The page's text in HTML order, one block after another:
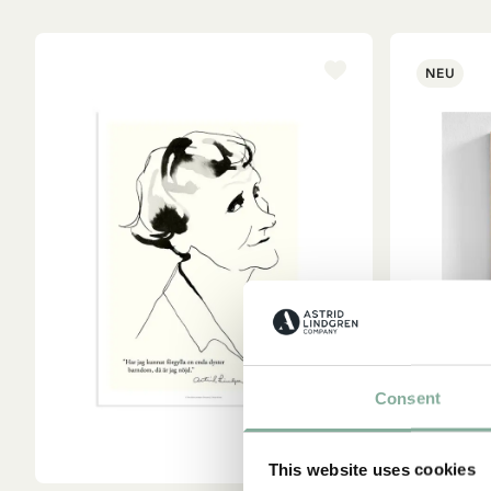
Consent
This website uses cookies
NEU